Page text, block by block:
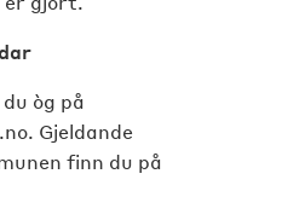
òg på
. Gjeldande
finn du på